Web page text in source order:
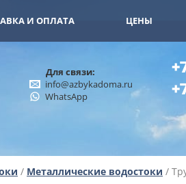
И ОПЛАТА ЦЕНЫ
Для связи:
info@azbykadoma.ru
WhatsApp
/ Металлические водостоки /